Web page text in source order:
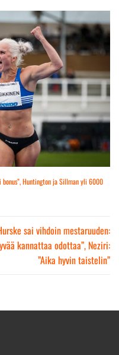
bonus”, Huntington ja Sillman yli 6000
sai vihdoin mestaruuden:
kannattaa odottaa”, Neziri:
”Aika hyvin taistelin”